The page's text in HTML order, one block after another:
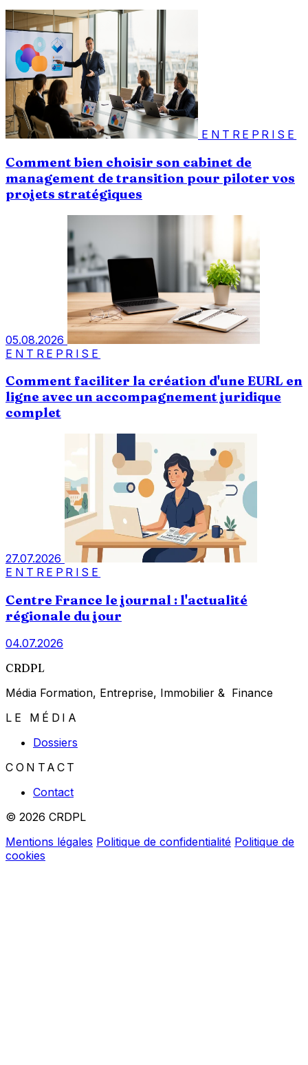
ENTREPRISE
Comment bien choisir son cabinet de
management de transition pour piloter vos
projets stratégiques
05.08.2026
ENTREPRISE
Comment faciliter la création d'une EURL en
ligne avec un accompagnement juridique
complet
27.07.2026
ENTREPRISE
Centre France le journal : l'actualité
régionale du jour
04.07.2026
CRDPL
Média Formation, Entreprise, Immobilier & Finance
LE MÉDIA
Dossiers
CONTACT
Contact
© 2026 CRDPL
Mentions légales Politique de confidentialité Politique de
cookies